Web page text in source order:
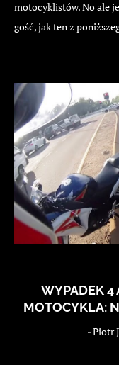
motocyklistów. No ale
gość, jak ten z
WYPADEK 4
MOTOCYKLA:
-Piotr